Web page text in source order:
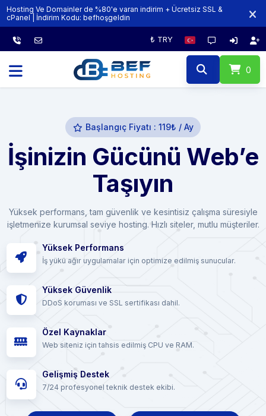
Hosting Ve Domainler de %80'e varan indirim + Ücretsiz SSL &
cPanel | İndirim Kodu:‏‎‏‎ ‏‎‏‎‏‎‏‎‏‎‏‎‏‎‏‎befhoşgeldin
₺ TRY
0
Başlangıç Fiyatı : 119₺ / Ay
İşinizin Gücünü Web’e
Taşıyın
Yüksek performans, tam güvenlik ve kesintisiz çalışma süresiyle
işletmenize kurumsal seviye hosting. Hızlı siteler, mutlu müşteriler.
Yüksek Performans
İş yükü ağır uygulamalar için optimize edilmiş sunucular.
Yüksek Güvenlik
DDoS koruması ve SSL sertifikası dahil.
Özel Kaynaklar
Web siteniz için tahsis edilmiş CPU ve RAM.
Gelişmiş Destek
7/24 profesyonel teknik destek ekibi.